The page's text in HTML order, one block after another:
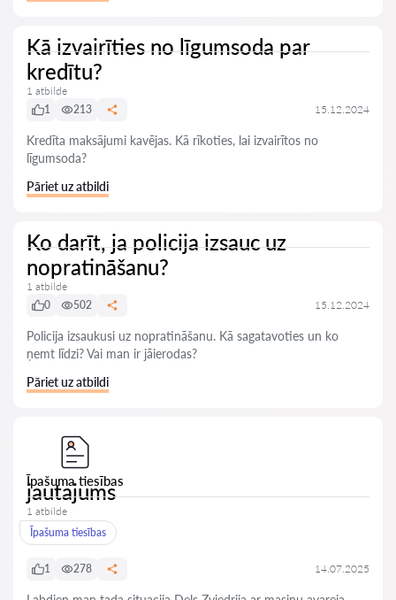
Kā izvairīties no līgumsoda par
kredītu?
1 atbilde
1
213 15.12.2024
Kredīta maksājumi kavējas. Kā rīkoties, lai izvairītos no
līgumsoda?
Pāriet uz atbildi
Ko darīt, ja policija izsauc uz
nopratināšanu?
1 atbilde
0
502 15.12.2024
Policija izsaukusi uz nopratināšanu. Kā sagatavoties un ko
ņemt līdzi? Vai man ir jāierodas?
Pāriet uz atbildi
Īpašuma tiesības
jautajums
1 atbilde
Īpašuma tiesības
1 278 14.07.2025